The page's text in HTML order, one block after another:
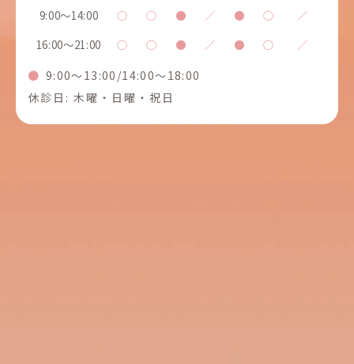
9:00～14:00 ○ ○ ● ／ ● ○
／
16:00～21:00
○ ○ ● ／ ● ○
／
● 9:00～13:00/14:00〜18:00
休診日: 木曜・日曜・祝日